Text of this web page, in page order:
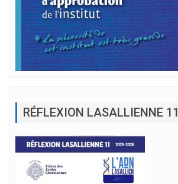
RÉFLEXION LASALLIENNE 11